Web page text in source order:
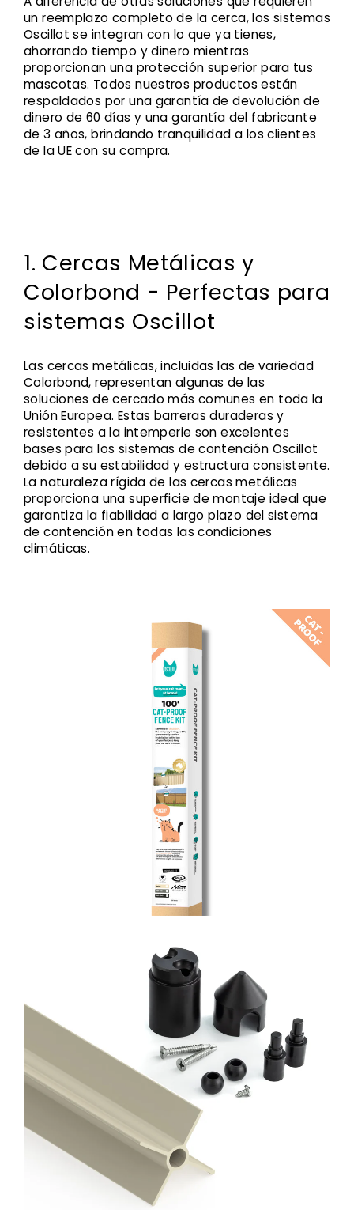
un reemplazo completo de la cerca, los sistemas
Oscillot se integran con lo que ya tienes,
ahorrando tiempo y dinero mientras
proporcionan una protección superior para tus
mascotas. Todos nuestros productos están
respaldados por una garantía de devolución de
dinero de 60 días y una garantía del fabricante
de 3 años, brindando tranquilidad a los clientes
de la UE con su compra.
1. Cercas Metálicas y
Colorbond - Perfectas para
sistemas Oscillot
Las cercas metálicas, incluidas las de variedad
Colorbond, representan algunas de las
soluciones de cercado más comunes en toda la
Unión Europea. Estas barreras duraderas y
resistentes a la intemperie son excelentes
bases para los sistemas de contención Oscillot
debido a su estabilidad y estructura consistente.
La naturaleza rígida de las cercas metálicas
proporciona una superficie de montaje ideal que
garantiza la fiabilidad a largo plazo del sistema
de contención en todas las condiciones
climáticas.